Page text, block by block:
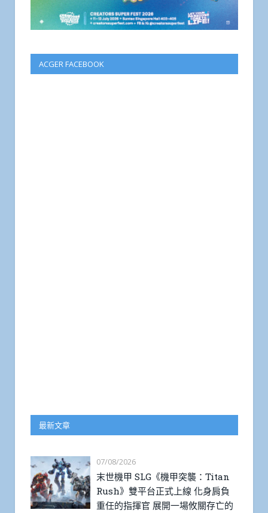
ACGER FACEBOOK
最新文章
07/08/2026
末世機甲 SLG《機甲突襲：Titan
Rush》雙平台正式上線 化身肩負
重任的指揮官 展開一場攸關存亡的